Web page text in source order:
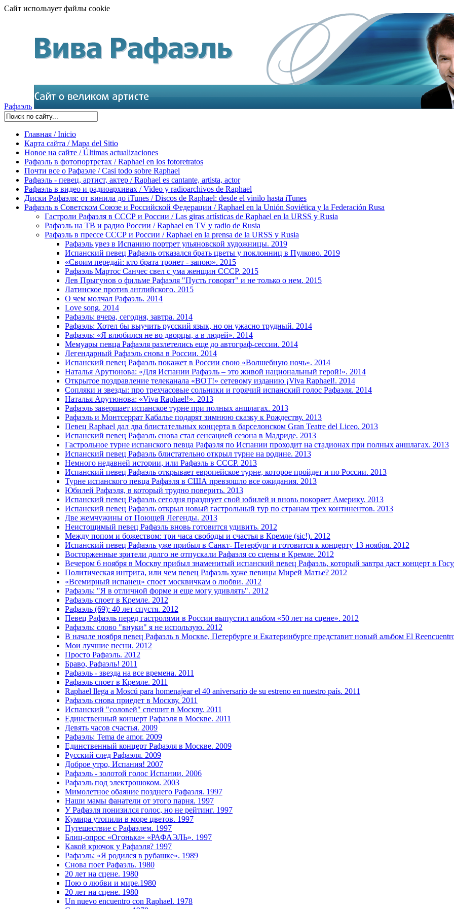
Сайт использует файлы cookie
Рафаэль
Главная / Inicio
Карта сайта / Mapa del Sitio
Новое на сайте / Últimas actualizaciones
Рафаэль в фотопортретах / Raphael en los fotoretratos
Почти все о Рафаэле / Casi todo sobre Raphael
Рафаэль - певец, артист, актер / Raphael es cantante, artista, actor
Рафаэль в видео и радиоархивах / Video y radioarchivos de Raphael
Диски Рафаэля: от винила до iTunes / Discos de Raphael: desde el vinilo hasta iTunes
Рафаэль в Советском Союзе и Российской Федерации / Raphael en la Unión Soviética y la Federación Rusa
Гастроли Рафаэля в СССР и России / Las giras artísticas de Raphael en la URSS y Rusia
Рафаэль на ТВ и радио России / Raphael en TV y radio de Rusia
Рафаэль в прессе СССР и России / Raphael en la prensa de la URSS y Rusia
Рафаэль увез в Испанию портрет ульяновской художницы. 2019
Испанский певец Рафаэль отказался брать цветы у поклонниц в Пулково. 2019
«Своим передай: кто брата тронет - запою». 2015
Рафаэль Мартос Санчес свел с ума женщин СССР. 2015
Лев Прыгунов о фильме Рафаэля "Пусть говорят" и не только о нем. 2015
Латинское против английского. 2015
О чем молчал Рафаэль. 2014
Love song. 2014
Рафаэль: вчера, сегодня, завтра. 2014
Рафаэль: Хотел бы выучить русский язык, но он ужасно трудный. 2014
Рафаэль: «Я влюбился не во дворцы, а в людей». 2014
Мемуары певца Рафаэля разлетелись еще до автограф-сессии. 2014
Легендарный Рафаэль снова в России. 2014
Испанский певец Рафаэль покажет в России свою «Волшебную ночь». 2014
Наталья Арутюнова: «Для Испании Рафаэль – это живой национальный герой!». 2014
Открытое поздравление телеканала «ВОТ!» сетевому изданию ¡Viva Raphael!. 2014
Сопляки и звезды: про трехчасовые сольники и горячий испанский голос Рафаэля. 2014
Наталья Арутюнова: «Viva Raphael!». 2013
Рафаэль завершает испанское турне при полных аншлагах. 2013
Рафаэль и Монтсеррат Кабалье подарят зимнюю сказку к Рождеству. 2013
Певец Raphael дал два блистательных концерта в барселонском Gran Teatre del Liceo. 2013
Испанский певец Рафаэль снова стал сенсацией сезона в Мадриде. 2013
Гастрольное турне испанского певца Рафаэля по Испании проходит на стадионах при полных аншлагах. 2013
Испанский певец Рафаэль блистательно открыл турне на родине. 2013
Немного недавней истории, или Рафаэль в СССР. 2013
Испанский певец Рафаэль открывает европейское турне, которое пройдет и по России. 2013
Турне испанского певца Рафаэля в США превзошло все ожидания. 2013
Юбилей Рафаэля, в который трудно поверить. 2013
Испанский певец Рафаэль сегодня празднует свой юбилей и вновь покоряет Америку. 2013
Испанский певец Рафаэль открыл новый гастрольный тур по странам трех континентов. 2013
Две жемчужины от Поющей Легенды. 2013
Неистощимый певец Рафаэль вновь готовится удивить. 2012
Между попом и божеством: три часа свободы и счастья в Кремле (sic!). 2012
Испанский певец Рафаэль уже прибыл в Санкт- Петербург и готовится к концерту 13 ноября. 2012
Восторженные зрители долго не отпускали Рафаэля со сцены в Кремле. 2012
Вечером 6 ноября в Москву прибыл знаменитый испанский певец Рафаэль, который завтра даст концерт в
Политическая интрига, или чем певец Рафаэль хуже певицы Мирей Матье? 2012
«Всемирный испанец» споет москвичкам о любви. 2012
Рафаэль: "Я в отличной форме и еще могу удивлять". 2012
Рафаэль споет в Кремле. 2012
Рафаэль (69): 40 лет спустя. 2012
Певец Рафаэль перед гастролями в России выпустил альбом «50 лет на сцене». 2012
Рафаэль: слово "внуки" я не использую. 2012
В начале ноября певец Рафаэль в Москве, Петербурге и Екатеринбурге представит новый альбом El
Мои лучшие песни. 2012
Просто Рафаэль. 2012
Браво, Рафаэль! 2011
Рафаэль - звезда на все времена. 2011
Рафаэль споет в Кремле. 2011
Raphael llega a Moscú para homenajear el 40 aniversario de su estreno en nuestro país. 2011
Рафаэль снова приедет в Москву. 2011
Испанский "соловей" спешит в Москву. 2011
Единственный концерт Рафаэля в Москве. 2011
Девять часов счастья. 2009
Рафаэль: Tema de amor. 2009
Единственный концерт Рафаэля в Москве. 2009
Русский след Рафаэля. 2009
Доброе утро, Испания! 2007
Рафаэль - золотой голос Испании. 2006
Рафаэль под электрошоком. 2003
Мимолетное обаяние позднего Рафаэля. 1997
Наши мамы фанатели от этого парня. 1997
У Рафаэля понизился голос, но не рейтинг. 1997
Кумира утопили в море цветов. 1997
Путешествие с Рафаэлем. 1997
Блиц-опрос «Огонька» «РАФАЭЛЬ». 1997
Какой крючок у Рафаэля? 1997
Рафаэль: «Я родился в рубашке». 1989
Снова поет Рафаэль. 1980
20 лет на сцене. 1980
Пою о любви и мире.1980
20 лет на сцене. 1980
Un nuevo encuentro con Raphael. 1978